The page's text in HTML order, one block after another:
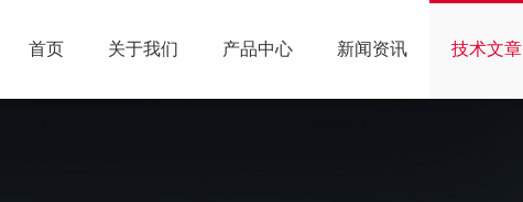
首页 关于我们 产品中心 新闻资讯 技术文章